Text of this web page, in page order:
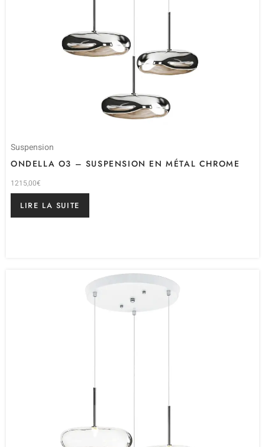
Suspension
ONDELLA O3 – SUSPENSION EN MÉTAL CHROME
1215,00€
LIRE LA SUITE